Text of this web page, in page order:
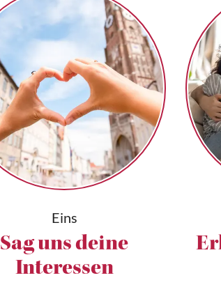
Eins
Sag uns deine
Interessen